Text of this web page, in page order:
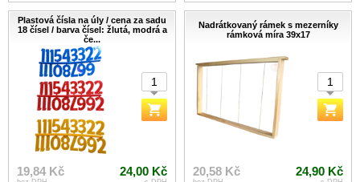
Plastová čísla na úly / cena za sadu
18 čísel / barva čísel: žlutá, modrá a
če...
19,84 Kč 24,00 Kč
Nadrátkovaný rámek s mezerníky
rámková míra 39x17
20,58 Kč 24,90 Kč